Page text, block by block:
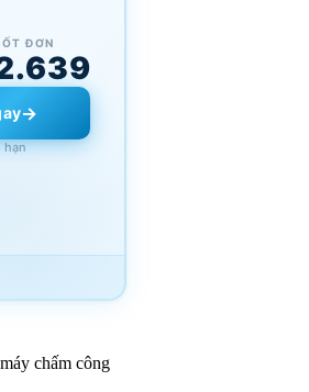
ĐƠN
→
hạn
chấm công